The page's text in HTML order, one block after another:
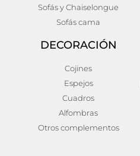
Sofás y Chaiselongue
Sofás cama
DECORACIÓN
Cojines
Espejos
Cuadros
Alfombras
Otros complementos